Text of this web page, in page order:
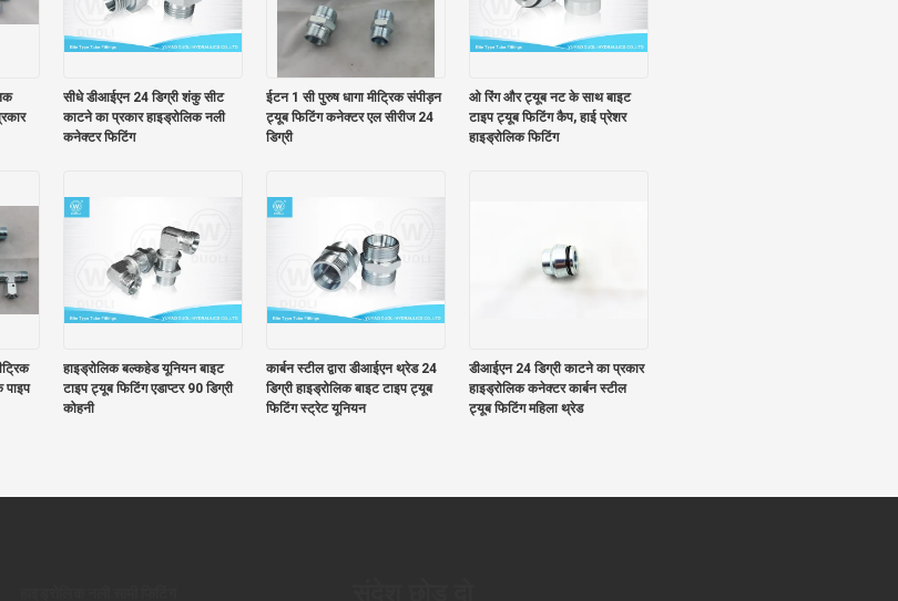
सीधे डीआईएन 24 डिग्री शंकु सीट
काटने का प्रकार हाइड्रोलिक नली
कनेक्टर फिटिंग
ईटन 1 सी पुरुष धागा मीट्रिक संपीड़न
ट्यूब फिटिंग कनेक्टर एल सीरीज 24
डिग्री
ओ रिंग और ट्यूब नट के साथ बाइट
टाइप ट्यूब फिटिंग कैप, हाई प्रेशर
हाइड्रोलिक फिटिंग
पाइप
हाइड्रोलिक बल्कहेड यूनियन बाइट
टाइप ट्यूब फिटिंग एडाप्टर 90 डिग्री
कोहनी
कार्बन स्टील द्वारा डीआईएन थ्रेड 24
डिग्री हाइड्रोलिक बाइट टाइप ट्यूब
फिटिंग स्ट्रेट यूनियन
डीआईएन 24 डिग्री काटने का प्रकार
हाइड्रोलिक कनेक्टर कार्बन स्टील
ट्यूब फिटिंग महिला थ्रेड